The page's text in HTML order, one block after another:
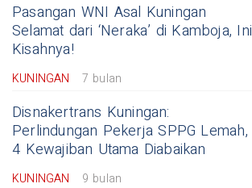
Pasangan WNI Asal Kuningan
Selamat dari ‘Neraka’ di Kamboja, Ini
Kisahnya!
KUNINGAN 7 bulan
Disnakertrans Kuningan:
Perlindungan Pekerja SPPG Lemah,
4 Kewajiban Utama Diabaikan
KUNINGAN 9 bulan